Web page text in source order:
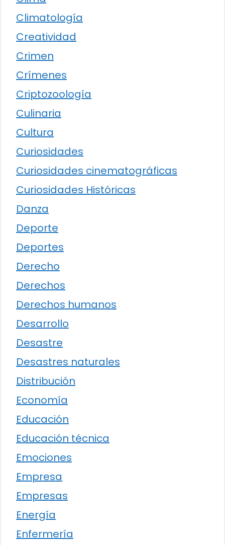
Climatología
Creatividad
Crimen
Crímenes
Criptozoología
Culinaria
Cultura
Curiosidades
Curiosidades cinematográficas
Curiosidades Históricas
Danza
Deporte
Deportes
Derecho
Derechos
Derechos humanos
Desarrollo
Desastre
Desastres naturales
Distribución
Economía
Educación
Educación técnica
Emociones
Empresa
Empresas
Energía
Enfermería